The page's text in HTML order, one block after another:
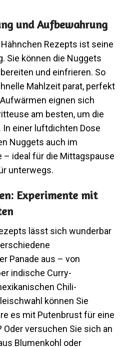
und Aufbewahrung
Rezepts ist seine
Sie können die Nuggets
und einfrieren. So
Mahlzeit parat, perfekt
eignen sich
am besten, um die
einer luftdichten Dose
Nuggets auch im
– ideal für die Mittagspause
unterwegs.
Experimente mit
lässt sich wunderbar
Panade aus – von
indische Curry-
Chili-
können Sie
es mit Putenbrust für eine
Oder versuchen Sie sich an
Blumenkohl oder